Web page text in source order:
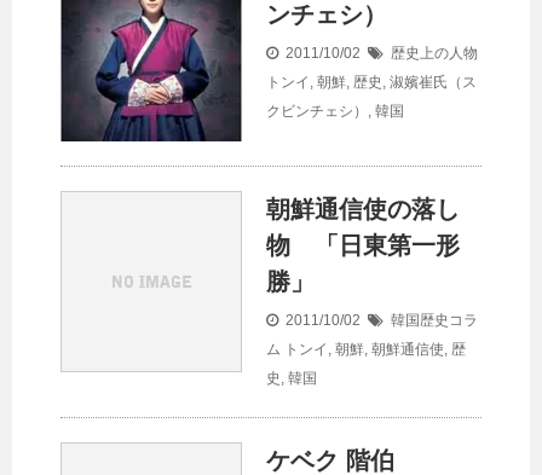
ンチェシ）
2011/10/02
歴史上の人物
トンイ , 朝鮮, 歴史 , 淑嬪崔氏（ス
クビンチェシ） , 韓国
朝鮮通信使の落し
物 「日東第一形
勝」
2011/10/02
韓国歴史コラ
ム トンイ , 朝鮮, 朝鮮通信使, 歴
史 , 韓国
ケベク 階伯